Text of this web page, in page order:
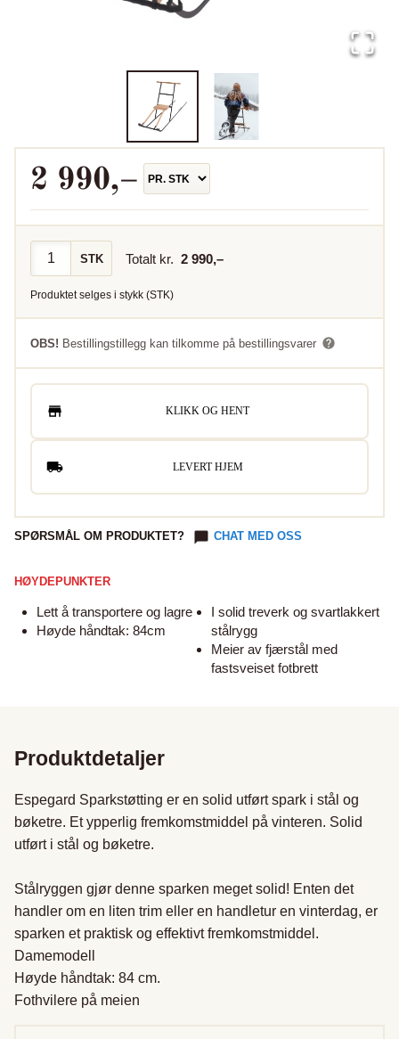
2 990,–
STK Totalt kr. 2 990,–
Produktet selges i stykk (STK)
OBS! Bestillingstillegg kan tilkomme på bestillingsvarer
KLIKK OG HENT
LEVERT HJEM
SPØRSMÅL OM PRODUKTET? CHAT MED OSS
HØYDEPUNKTER
Lett å transportere og lagre
Høyde håndtak: 84cm
I solid treverk og svartlakkert
stålrygg
Meier av fjærstål med
fastsveiset fotbrett
Produktdetaljer
Espegard Sparkstøtting er en solid utført spark i stål og
bøketre. Et ypperlig fremkomstmiddel på vinteren. Solid
utført i stål og bøketre.
Stålryggen gjør denne sparken meget solid! Enten det
handler om en liten trim eller en handletur en vinterdag, er
sparken et praktisk og effektivt fremkomstmiddel.
Damemodell
Høyde håndtak: 84 cm.
Fothvilere på meien